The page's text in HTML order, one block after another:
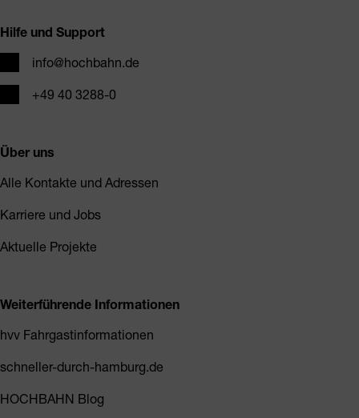
Hilfe und Support
E-Mailinfo@hochbahn.de
Telefon+49 40 3288-0
Über uns
Alle Kontakte und Adressen
Karriere und Jobs
Aktuelle Projekte
Weiterführende Informationen
hvv Fahrgastinformationen
schneller-durch-hamburg.de
HOCHBAHN Blog